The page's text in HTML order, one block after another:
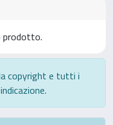
prodotto.
copyright e tutti i